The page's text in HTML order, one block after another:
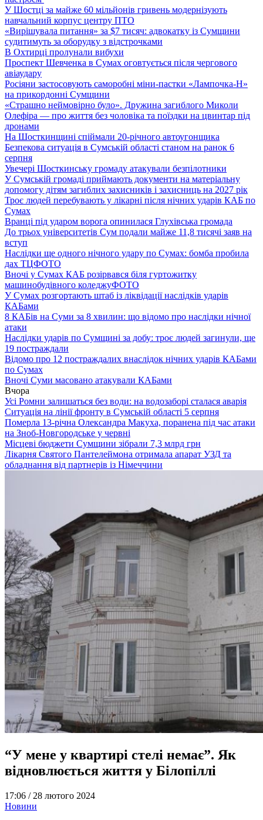
У Шостці за майже 60 мільйонів гривень модернізують
навчальний корпус центру ПТО
«Вирішувала питання» за $7 тисяч: адвокатку із Сумщини
судитимуть за оборудку з відстрочками
В Охтирці пролунали вибухи
Проспект Шевченка в Сумах оговтується після чергового
авіаудару
Росіяни застосовують саморобні міни-пастки «Лампочка-Н»
на прикордонні Сумщини
«Страшно неймовірно було». Дружина загиблого Миколи
Олефіра — про життя без чоловіка та поїздки на цвинтар під
дронами
На Шосткинщині спіймали 20-річного автоугонщика
Безпекова ситуація в Сумській області станом на ранок 6
серпня
Увечері Шосткинську громаду атакували безпілотники
У Сумській громаді приймають документи на матеріальну
допомогу дітям загиблих захисників і захисниць на 2027 рік
Троє людей перебувають у лікарні після нічних ударів КАБ по
Сумах
Вранці під ударом ворога опинилася Глухівська громада
До трьох університетів Сум подали майже 11,8 тисячі заяв на
вступ
Наслідки ще одного нічного удару по Сумах: бомба пробила
дах ТЦФОТО
Вночі у Сумах КАБ розірвався біля гуртожитку
машинобудівного коледжуФОТО
У Сумах розгортають штаб із ліквідації наслідків ударів
КАБами
8 КАБів на Суми за 8 хвилин: що відомо про наслідки нічної
атаки
Наслідки ударів по Сумщині за добу: троє людей загинули, ще
19 постраждали
Відомо про 12 постраждалих внаслідок нічних ударів КАБами
по Сумах
Вночі Суми масовано атакували КАБами
Вчора
Усі Ромни залишаться без води: на водозаборі сталася аварія
Ситуація на лінії фронту в Сумській області 5 серпня
Померла 13-річна Олександра Макуха, поранена під час атаки
на Зноб-Новгородське у червні
Місцеві бюджети Сумщини зібрали 7,3 млрд грн
Лікарня Святого Пантелеймона отримала апарат УЗД та
обладнання від партнерів із Німеччини
“У мене у квартирі стелі немає”. Як
відновлюється життя у Білопіллі
17:06 / 28 лютого 2024
Новини